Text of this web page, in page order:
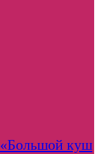
«Большой куш